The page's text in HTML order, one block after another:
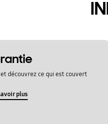
découvrez ce qui est couvert
plus